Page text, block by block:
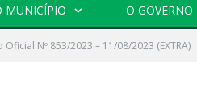
MUNICÍPIO O GOVERNO
Oficial Nº 853/2023 – 11/08/2023 (EXTRA)